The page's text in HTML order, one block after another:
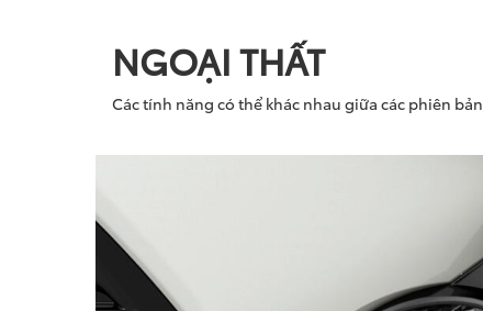
NGOẠI THẤT
Các tính năng có thể khác nhau giữa các phiên bản